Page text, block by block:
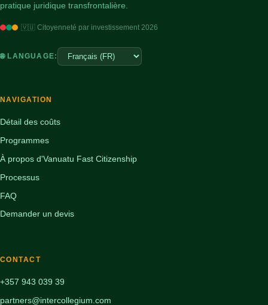
pratique juridique transfrontalière.
🇻🇺 Citoyenneté par investissement 2026
🌐 LANGUAGE:
NAVIGATION
Détail des coûts
Programmes
À propos d'Vanuatu Fast Citizenship
Processus
FAQ
Demander un devis
CONTACT
+357 943 039 39
partners@intercollegium.com